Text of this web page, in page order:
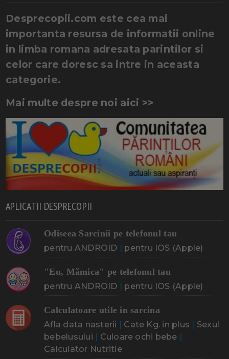
Desprecopii.com este cea mai
importanta resursa de informatii online
in limba romana adresata parintilor si
celor care doresc sa intre in aceasta
categorie.
Mai multe despre noi aici >>
APLICATII DESPRECOPII
Odiseea Sarcinii pe telefonul tau
pentru ANDROID | pentru IOS (Apple)
"Eu, Mămica" pe telefonul tau
pentru ANDROID | pentru IOS (Apple)
Calculatoare utile in sarcina
Afla data nasterii | Cate Kg. in plus | Sexul
bebelusului | Culoare ochi bebe |
Calculator Nutritie